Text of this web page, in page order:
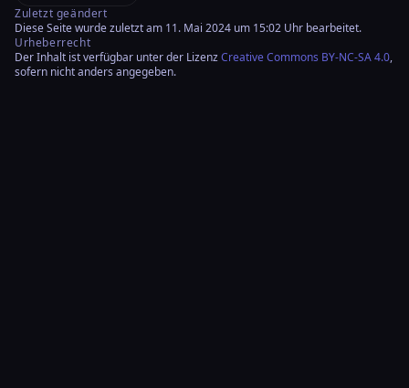
Zuletzt geändert
Diese Seite wurde zuletzt am 11. Mai 2024 um 15:02 Uhr bearbeitet.
Urheberrecht
Der Inhalt ist verfügbar unter der LizenzCreative Commons BY-NC-SA 4.0,
sofern nicht anders angegeben.